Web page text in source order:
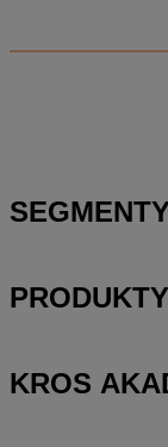
Nastavenie
PRODUKTY
KROS